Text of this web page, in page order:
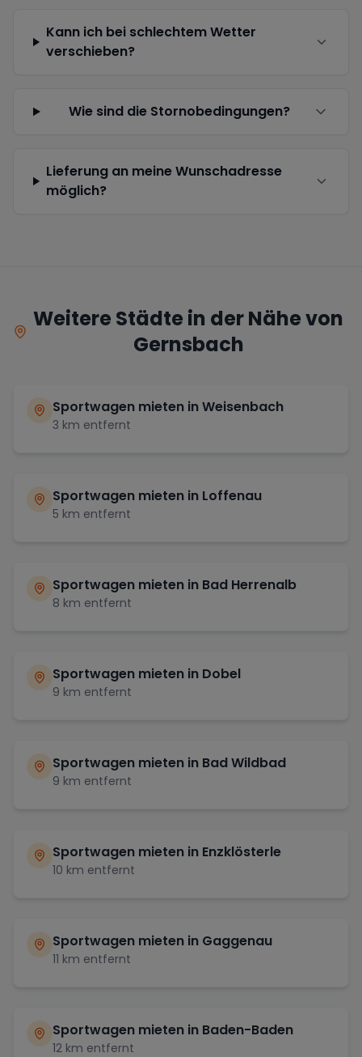
Kann ich bei schlechtem Wetter
verschieben?
Wie sind die Stornobedingungen?
Lieferung an meine Wunschadresse
möglich?
Weitere Städte in der Nähe von
Gernsbach
Sportwagen mieten inWeisenbach
3 km entfernt
Sportwagen mieten in Loffenau
5 km entfernt
Sportwagen mieten in Bad Herrenalb
8 km entfernt
Sportwagen mieten in Dobel
9 km entfernt
Sportwagen mieten in Bad Wildbad
9 km entfernt
Sportwagen mieten in Enzklösterle
10 km entfernt
Sportwagen mieten in Gaggenau
11 km entfernt
Sportwagen mieten in Baden-Baden
12 km entfernt